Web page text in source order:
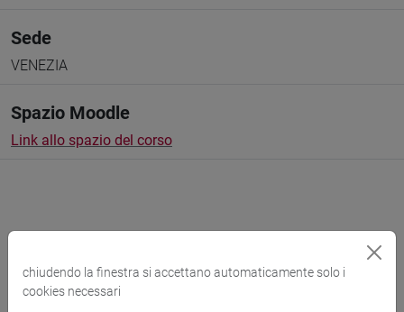
Sede
VENEZIA
Spazio Moodle
Link allo spazio del corso
Docenti e corsi di laurea
Programma
chiudendo la finestra si accettano automaticamente solo i
cookies necessari